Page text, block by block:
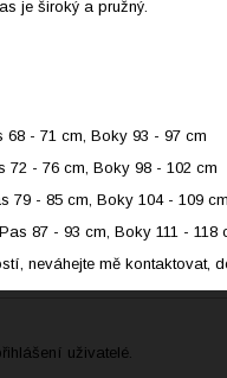
je široký a pružný.
- 71 cm, Boky 93 - 97 cm
72 - 76 cm, Boky 98 - 102 cm
79 - 85 cm, Boky 104 - 109 cm
87 - 93 cm, Boky 111 - 118
neváhejte mě kontaktovat,
uživatelé.